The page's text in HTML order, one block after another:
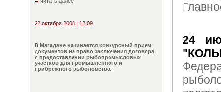
22 октября 2008 | 12:09
В Магадане начинается конкурсный прием
документов на право заключения договора
о предоставлении рыбопромысловых
участков для промышленного и
прибрежного рыболовства.
24